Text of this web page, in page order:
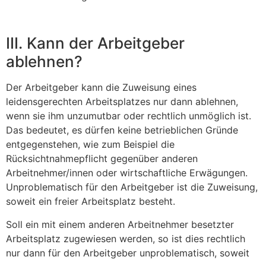
III. Kann der Arbeitgeber
ablehnen?
Der Arbeitgeber kann die Zuweisung eines
leidensgerechten Arbeitsplatzes nur dann ablehnen,
wenn sie ihm unzumutbar oder rechtlich unmöglich ist.
Das bedeutet, es dürfen keine betrieb­lichen Gründe
entgegenstehen, wie zum Beispiel die
Rücksichtnahmepflicht gegenüber anderen
Arbeitnehmer/innen oder wirtschaft­liche Erwägungen.
Unproblematisch für den Arbeitgeber ist die Zuweisung,
soweit ein freier Arbeitsplatz besteht.
Soll ein mit einem anderen Arbeitnehmer besetzter
Arbeitsplatz zugewiesen werden, so ist dies rechtlich
nur dann für den Arbeitgeber unproblematisch, soweit